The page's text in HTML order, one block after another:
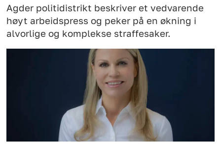
Agder politidistrikt beskriver et vedvarende
høyt arbeidspress og peker på en økning i
alvorlige og komplekse straffesaker.